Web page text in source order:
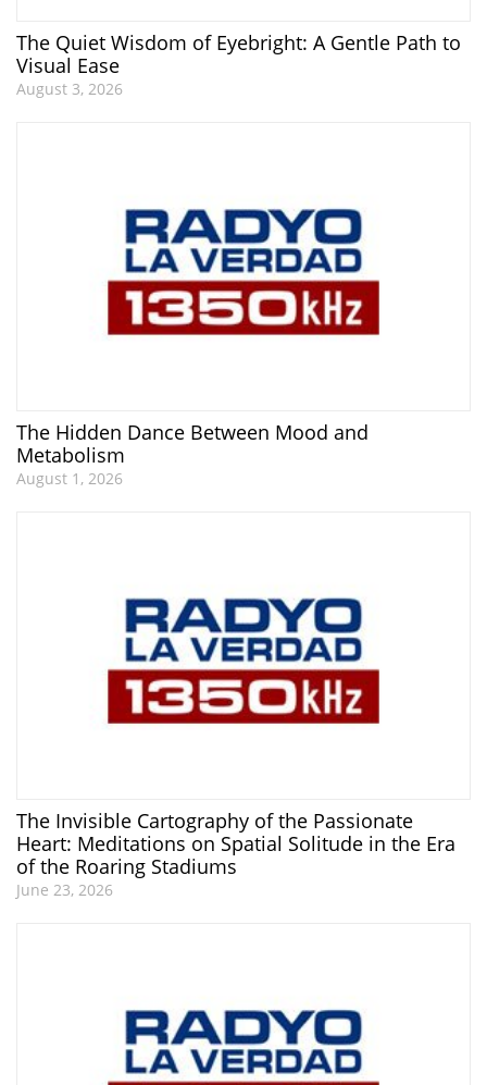
The Quiet Wisdom of Eyebright: A Gentle Path to
Visual Ease
August 3, 2026
The Hidden Dance Between Mood and
Metabolism
August 1, 2026
The Invisible Cartography of the Passionate
Heart: Meditations on Spatial Solitude in the Era
of the Roaring Stadiums
June 23, 2026